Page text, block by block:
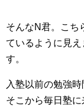
そんなN君。こち
ているように見
す。
入塾以前の勉強時
そこから毎日塾